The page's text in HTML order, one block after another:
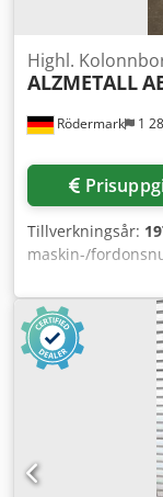
Rödermark 1
Highl.
ALZMETALL
Tillverkningsår:
maskin-/
Tekniska data: -
Borrförmåga i
MK 3 långspindel
matningar: 0,1;
Max. avstånd
2 T-spår: 450
handvev -
kW -
Chedehglvkepfx